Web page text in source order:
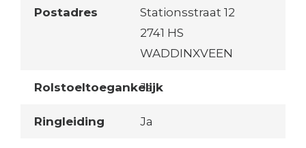
Postadres
Stationsstraat 12
2741 HS
WADDINXVEEN
Rolstoeltoegankelijk
Ja
Ringleiding Ja